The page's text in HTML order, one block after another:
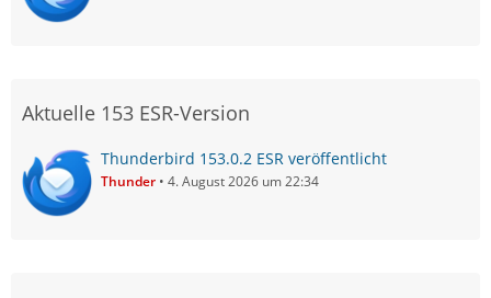
Aktuelle 153 ESR-Version
Thunderbird 153.0.2 ESR veröffentlicht
Thunder 4. August 2026 um 22:34